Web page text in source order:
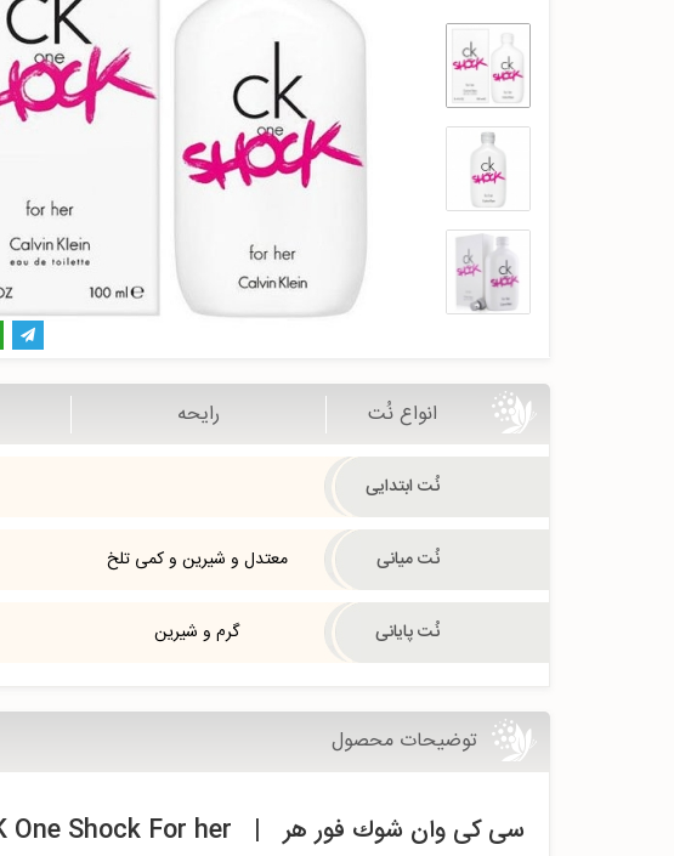
انواع نُت رایحه
نُت ابتدایی
نُت میانی معتدل و شیرین و کمی تلخ
نُت پایانی گرم و شیرین
توضیحات محصول
سی کی وان شوك فور هر | CK One Shock For her